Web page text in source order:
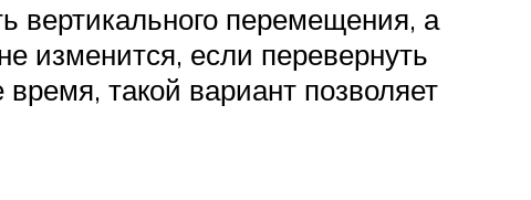
вертикального перемещения, а
изменится, если перевернуть
такой вариант позволяет